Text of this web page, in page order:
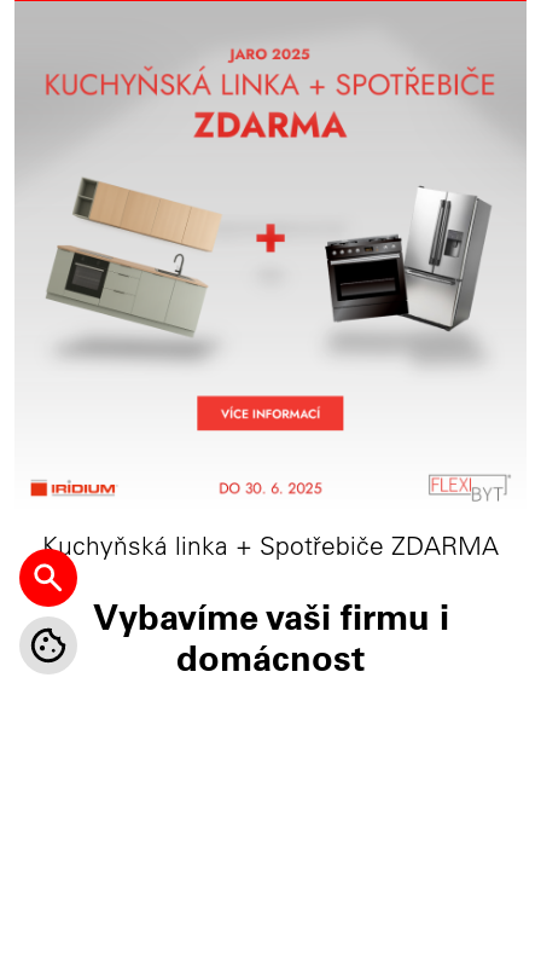
Kuchyňská linka + Spotřebiče ZDARMA
Vybavíme vaši firmu i
domácnost